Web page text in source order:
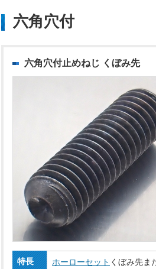
六角穴付
六角穴付止めねじ くぼみ先
特長 ホーローセット くぼみ先ま